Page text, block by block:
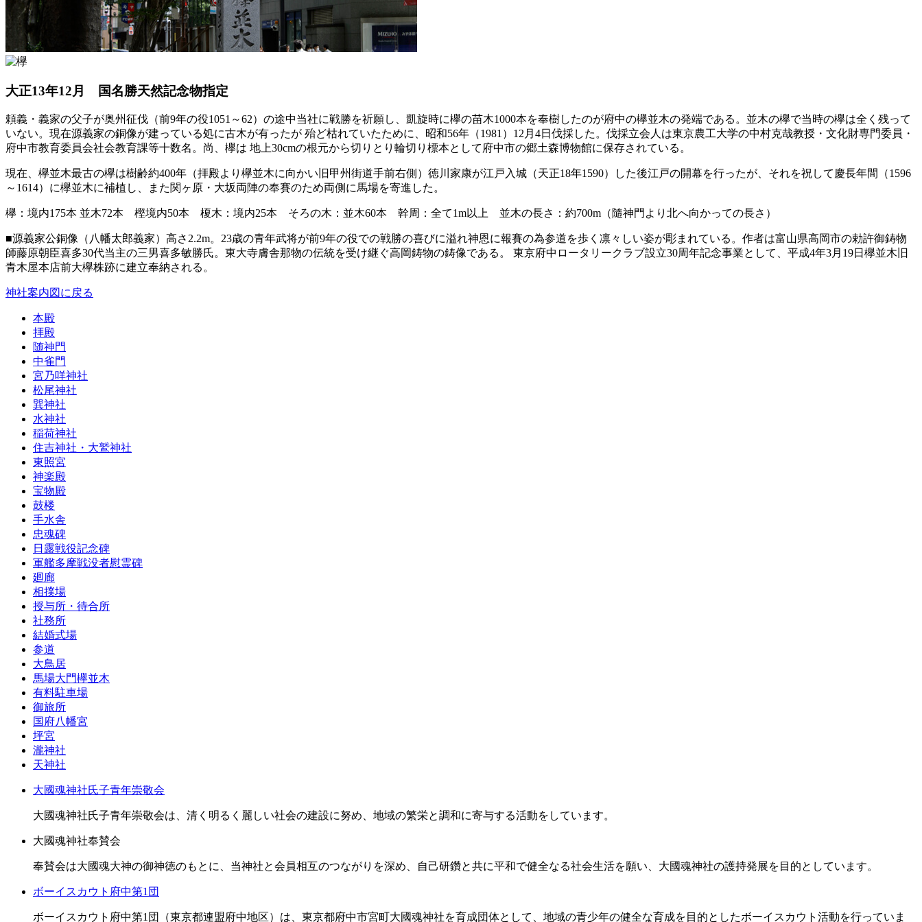
大正13年12月 国名勝天然記念物指定
頼義・義家の父子が奥州征伐（前9年の役1051～62）の途中当社に戦勝を祈願し、凱旋時に欅の苗木1000本を奉樹したのが府中の欅並木の発端である。並木の欅で当時の欅は全く残って
いない。現在源義家の銅像が建っている処に古木が有ったが 殆ど枯れていたために、昭和56年（1981）12月4日伐採した。伐採立会人は東京農工大学の中村克哉教授・文化財専門委員・
府中市教育委員会社会教育課等十数名。尚、欅は 地上30cmの根元から切りとり輪切り標本として府中市の郷土森博物館に保存されている。
現在、欅並木最古の欅は樹齢約400年（拝殿より欅並木に向かい旧甲州街道手前右側）徳川家康が江戸入城（天正18年1590）した後江戸の開幕を行ったが、それを祝して慶長年間（1596
～1614）に欅並木に補植し、また関ヶ原・大坂両陣の奉賽のため両側に馬場を寄進した。
欅：境内175本 並木72本 樫境内50本 榎木：境内25本 そろの木：並木60本 幹周：全て1m以上 並木の長さ：約700m（隨神門より北へ向かっての長さ）
■源義家公銅像（八幡太郎義家）高さ2.2m。23歳の青年武将が前9年の役での戦勝の喜びに溢れ神恩に報賽の為参道を歩く凛々しい姿が彫まれている。作者は富山県高岡市の勅許御鋳物
師藤原朝臣喜多30代当主の三男喜多敏勝氏。東大寺膚舎那物の伝統を受け継ぐ高岡鋳物の鋳像である。 東京府中ロータリークラブ設立30周年記念事業として、平成4年3月19日欅並木旧
青木屋本店前大欅株跡に建立奉納される。
神社案内図に戻る
本殿
拝殿
随神門
中雀門
宮乃咩神社
松尾神社
巽神社
水神社
稲荷神社
住吉神社・大鷲神社
東照宮
神楽殿
宝物殿
鼓楼
手水舎
忠魂碑
日露戦役記念碑
軍艦多摩戦没者慰霊碑
廻廊
相撲場
授与所・待合所
社務所
結婚式場
参道
大鳥居
馬場大門欅並木
有料駐車場
御旅所
国府八幡宮
坪宮
瀧神社
天神社
大國魂神社氏子青年崇敬会
大國魂神社氏子青年崇敬会は、清く明るく麗しい社会の建設に努め、地域の繁栄と調和に寄与する活動をしています。
大國魂神社奉賛会
奉賛会は大國魂大神の御神徳のもとに、当神社と会員相互のつながりを深め、自己研鑽と共に平和で健全なる社会生活を願い、大國魂神社の護持発展を目的としています。
ボーイスカウト府中第1団
ボーイスカウト府中第1団（東京都連盟府中地区）は、東京都府中市宮町大國魂神社を育成団体として、地域の青少年の健全な育成を目的としたボーイスカウト活動を行っていま